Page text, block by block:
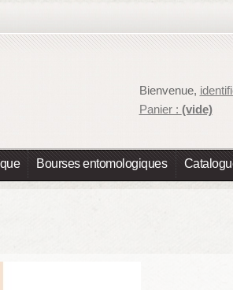
Bourses entomologiques
Bienvenue,
Panier : (vide)
Aucun produit
Total
Les prix sont